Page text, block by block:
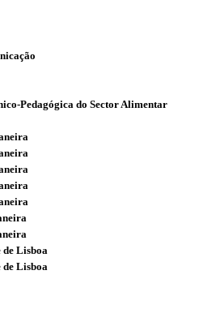
Pedagógica do Sector Alimentar
de Lisboa
de Lisboa